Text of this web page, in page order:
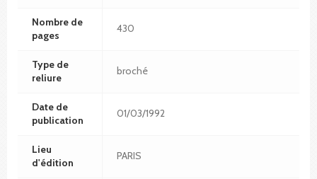
Nombre de
pages
430
Type de
reliure
broché
Date de
publication
01/03/1992
Lieu
d'édition
PARIS